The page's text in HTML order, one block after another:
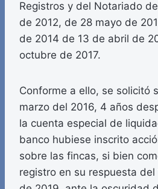
Registros y del Notariado
de 2012, de 28 mayo de
de 2014 de 13 de abril de
octubre de 2017.
Conforme a ello, se solicitó
marzo del 2016, 4 años
la cuenta especial de
banco hubiese inscrito
sobre las fincas, si bien
registro en su respuesta del